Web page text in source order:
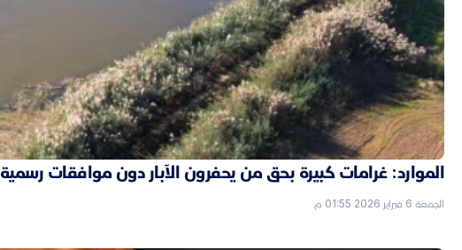
الموارد: غرامات كبيرة بحق من يحفرون الآبار دون موافقات رسمية
الجمعة 6 فبراير 2026 01:55 م